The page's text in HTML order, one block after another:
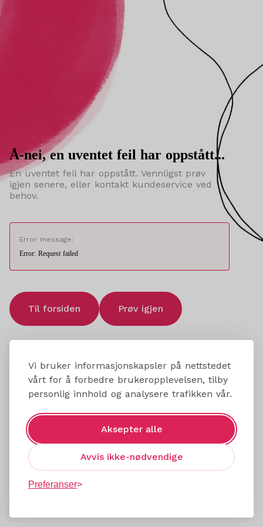
Vi bruker informasjonskapsler på nettstedet
vårt for å forbedre brukeropplevelsen, tilby
personlig innhold og analysere trafikken vår.
Aksepter alle
Avvis ikke-nødvendige
Preferanser
Å-nei, en uventet feil har oppstått...
En uventet feil har oppstått. Vennligst prøv
igjen senere, eller kontakt kundeservice ved
behov.
Error message:
Error: Request failed
Til forsiden Prøv igjen